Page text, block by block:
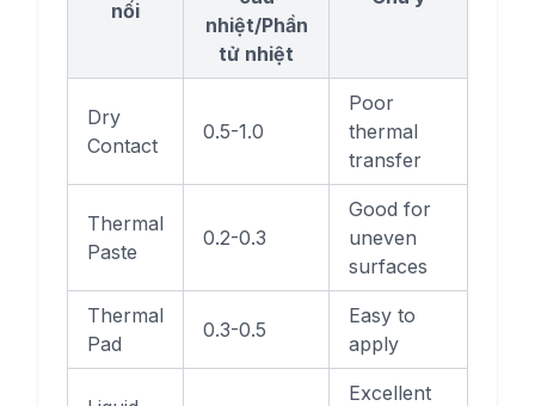
nối
nhiệt/Phần
tử nhiệt
Dry
Contact
0.5-1.0
Poor
thermal
transfer
Thermal
Paste
0.2-0.3
Good for
uneven
surfaces
Thermal
Pad
0.3-0.5
Easy to
apply
Excellent